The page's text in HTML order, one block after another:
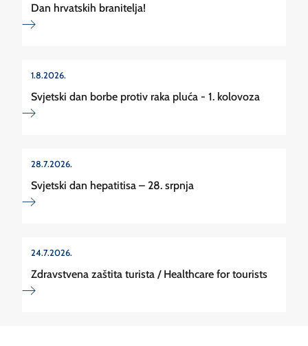
Dan hrvatskih branitelja!
1.8.2026.
Svjetski dan borbe protiv raka pluća - 1. kolovoza
28.7.2026.
Svjetski dan hepatitisa – 28. srpnja
24.7.2026.
Zdravstvena zaštita turista / Healthcare for tourists